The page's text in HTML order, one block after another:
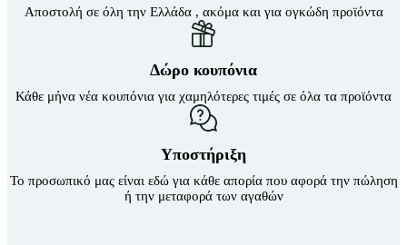
Αποστολή σε όλη την Ελλάδα , ακόμα και για ογκώδη προϊόντα
Δώρο κουπόνια
Κάθε μήνα νέα κουπόνια για χαμηλότερες τιμές σε όλα τα προϊόντα
Υποστήριξη
Το προσωπικό μας είναι εδώ για κάθε απορία που αφορά την πώληση
ή την μεταφορά των αγαθών